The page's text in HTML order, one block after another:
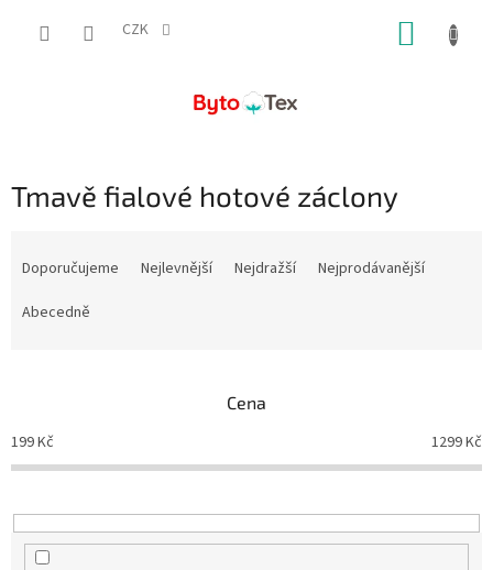
CZK
Tmavě fialové hotové záclony
o
d
k
t
Doporučujeme Nejlevnější Nejdražší
Nejprodávanější
Abecedně
Cena
199Kč 1299Kč